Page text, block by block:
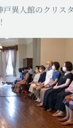
戸異人館のクリス